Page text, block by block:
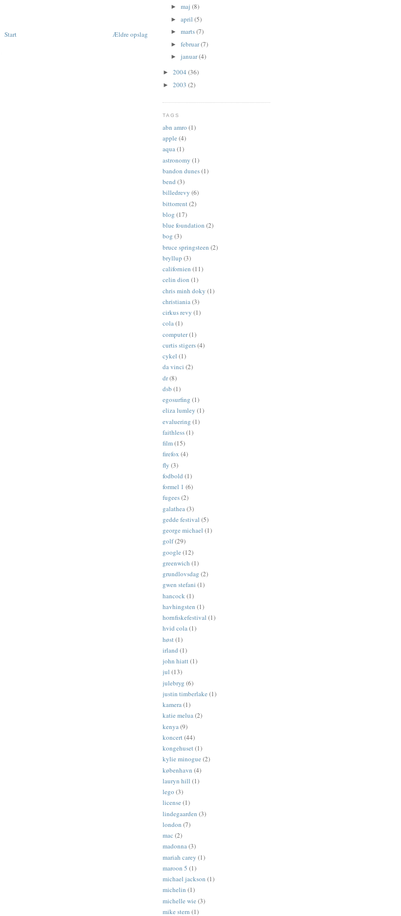
Ældre opslag
Start
► maj (8)
► april (5)
► marts(7)
► februar(7)
► januar(4)
► 2004 (36)
► 2003 (2)
TAGS
abn amro (1)
apple (4)
aqua(1)
astronomy (1)
bandon dunes(1)
bend (3)
billedrevy (6)
bittorrent (2)
blog (17)
blue foundation (2)
bog (3)
bruce springsteen (2)
bryllup (3)
californien (11)
celin dion (1)
chris minh doky (1)
christiania(3)
cirkus revy (1)
cola(1)
computer(1)
curtis stigers(4)
cykel (1)
da vinci (2)
dr(8)
dsb (1)
egosurfing (1)
eliza lumley (1)
evaluering (1)
faithless(1)
film(15)
firefox (4)
fly (3)
fodbold (1)
formel 1 (6)
fugees(2)
galathea (3)
gedde festival (5)
george michael (1)
golf(29)
google (12)
greenwich (1)
grundlovsdag (2)
gwen stefani (1)
hancock (1)
havhingsten (1)
hornfiskefestival (1)
hvid cola(1)
høst (1)
irland (1)
john hiatt(1)
jul (13)
julebryg (6)
justin timberlake (1)
kamera(1)
katie melua(2)
kenya (9)
koncert(44)
kongehuset(1)
kylie minogue (2)
københavn (4)
lauryn hill (1)
lego (3)
license (1)
lindegaarden (3)
london (7)
mac (2)
madonna(3)
mariah carey (1)
maroon 5 (1)
michael jackson (1)
michelin (1)
michelle wie (3)
mike stern (1)